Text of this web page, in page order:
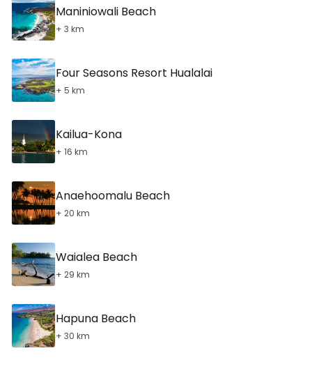
Maniniowali Beach
+ 3 km
Four Seasons Resort Hualalai
+ 5 km
Kailua-Kona
+ 16 km
Anaehoomalu Beach
+ 20 km
Waialea Beach
+ 29 km
Hapuna Beach
+ 30 km